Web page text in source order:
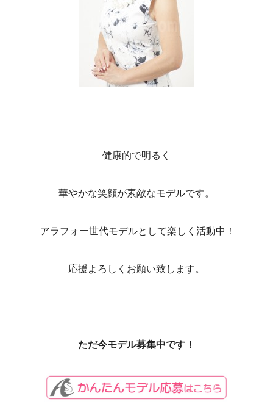
健康的で明るく
華やかな笑顔が素敵なモデルです。
アラフォー世代モデルとして楽しく活動中！
応援よろしくお願い致します。
ただ今モデル募集中です！